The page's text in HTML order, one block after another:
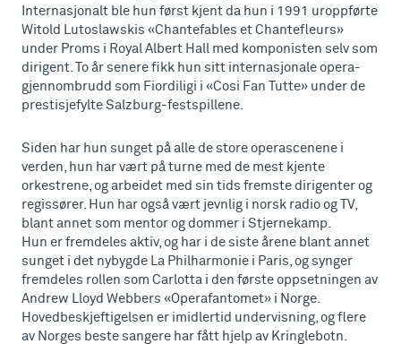
Internasjonalt ble hun først kjent da hun i 1991 uroppførte
Witold Lutoslawskis «Chantefables et Chantefleurs»
under Proms i Royal Albert Hall med komponisten selv som
dirigent. To år senere fikk hun sitt internasjonale opera-
gjennombrudd som Fiordiligi i «Cosi Fan Tutte» under de
prestisjefylte Salzburg-festspillene.
Siden har hun sunget på alle de store operascenene i
verden, hun har vært på turne med de mest kjente
orkestrene, og arbeidet med sin tids fremste dirigenter og
regissører. Hun har også vært jevnlig i norsk radio og TV,
blant annet som mentor og dommer i Stjernekamp.
Hun er fremdeles aktiv, og har i de siste årene blant annet
sunget i det nybygde La Philharmonie i Paris, og synger
fremdeles rollen som Carlotta i den første oppsetningen av
Andrew Lloyd Webbers «Operafantomet» i Norge.
Hovedbeskjeftigelsen er imidlertid undervisning, og flere
av Norges beste sangere har fått hjelp av Kringlebotn.